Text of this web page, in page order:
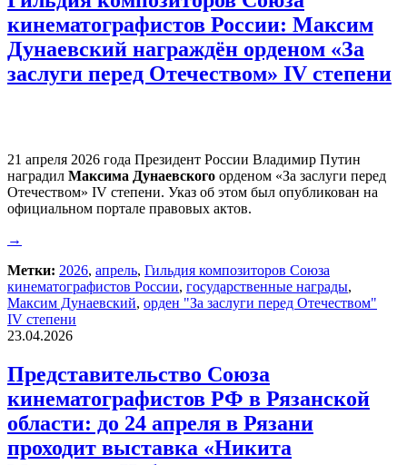
кинематографистов России: Максим
Дунаевский награждён орденом «За
заслуги перед Отечеством» IV степени
21 апреля 2026 года Президент России Владимир Путин
наградил Максима Дунаевского орденом «За заслуги перед
Отечеством» IV степени. Указ об этом был опубликован на
официальном портале правовых актов.
→
Метки: 2026, апрель, Гильдия композиторов Союза
кинематографистов России, государственные награды,
Максим Дунаевский, орден "За заслуги перед Отечеством"
IV степени
23.04.2026
Представительство Союза
кинематографистов РФ в Рязанской
области: до 24 апреля в Рязани
проходит выставка «Никита